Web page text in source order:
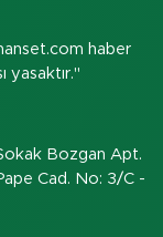
haber
yasaktır."
Bozgan Apt.
Cad. No: 3/C -